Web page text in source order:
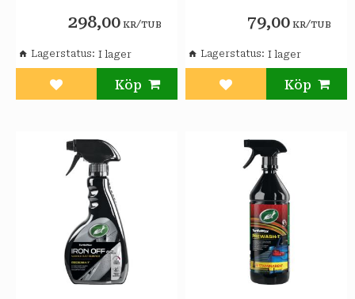
298,00 KR/TUB
Lägg till i favoriter
Lagerstatus
79,00 KR/TUB
Lägg till i favoriter
Lagerstatus